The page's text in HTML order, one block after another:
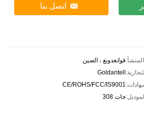
اتصل بنا
قوانغدونغ ، الصين
Goldantell
CE/ROHS/FCC/IS9001
جات 308